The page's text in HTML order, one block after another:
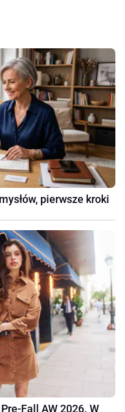
pierwsze kroki
Fall AW 2026. W